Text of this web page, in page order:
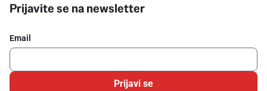
Prijavite se na newsletter
Email
Prijavi se